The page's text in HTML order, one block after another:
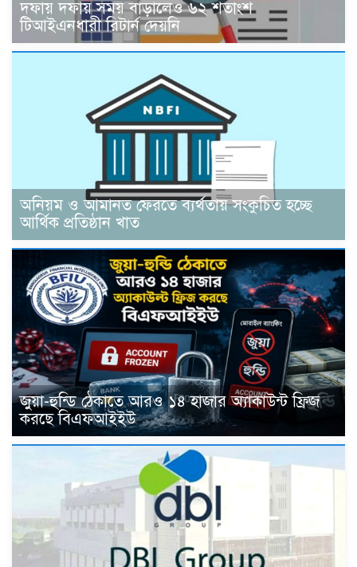
দফায় দফায় সময় বাড়ালেও ৬২ শতাংশ
টিআইএনধারী রিটার্ন দেয়নি
অনিয়ম ও আমানত ফেরতে ব্যর্থতায় সংকুচিত হচ্ছে
আর্থিক প্রতিষ্ঠান খাত
জুয়া-হুন্ডি ঠেকাতে আরও ১৪ হাজার অ্যাকাউন্ট ফ্রিজ
করছে বিএফআইইউ